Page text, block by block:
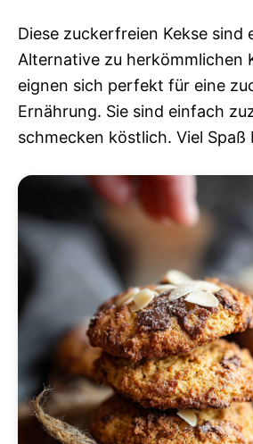
Diese zuckerfreien Kekse sind
Alternative zu herkömmlichen
eignen sich perfekt für eine
Ernährung. Sie sind einfach
schmecken köstlich. Viel Spaß